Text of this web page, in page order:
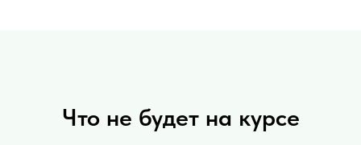
Что не будет на курсе